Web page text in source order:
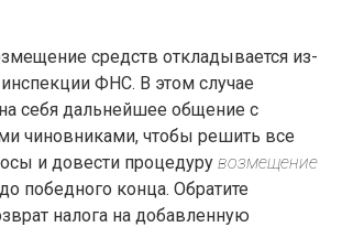
средств откладывается из-
ФНС. В этом случае
на себя дальнейшее общение с
чиновниками, чтобы решить все
и довести процедуру возмещение
до победного конца. Обратите
налога на добавленную